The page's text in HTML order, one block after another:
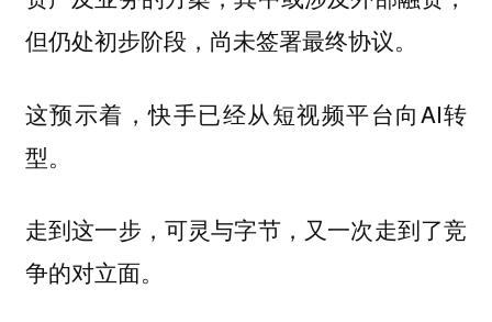
但仍处初步阶段，尚未签署最终协议。
这预示着，快手已经从短视频平台向AI转
型。
走到这一步，可灵与字节，又一次走到了竞
争的对立面。